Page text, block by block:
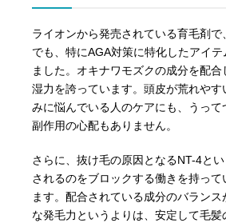
ライオンから発売されている育毛剤
でも、特にAGA対策に特化したアイ
ました。オキナワモズクの成分を配
湿力を誇っています。頭皮が荒れやす
みに悩んでいる人のケアにも、うって
副作用の心配もありません。
さらに、抜け毛の原因となるNT-4と
されるのをブロックする働きを持って
ます。配合されている成分のバラン
な発毛力というよりは、安定して毛